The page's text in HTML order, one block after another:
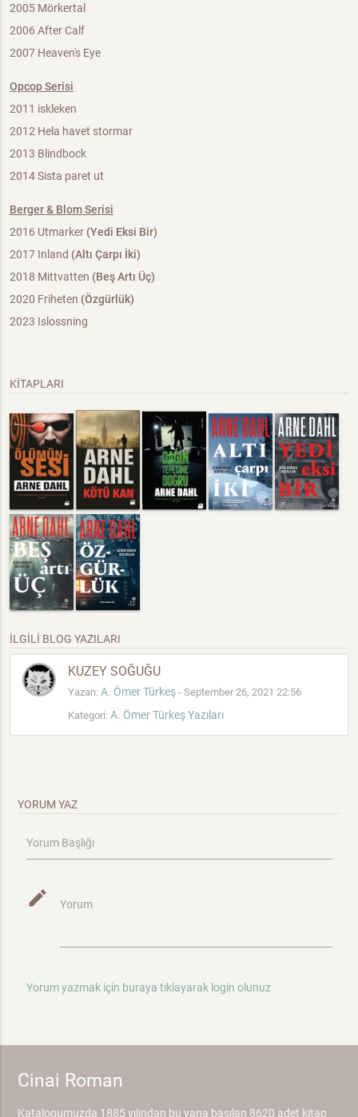
2005 Mörkertal
2006 After Calf
2007 Heaven's Eye
Opcop Serisi
2011 iskleken
2012 Hela havet stormar
2013 Blindbock
2014 Sista paret ut
Berger & Blom Serisi
2016 Utmarker(Yedi Eksi Bir)
2017 Inland (Altı Çarpı İki)
2018 Mittvatten (Beş Artı Üç)
2020 Friheten (Özgürlük)
2023 Islossning
KİTAPLARI
İLGİLİ BLOG YAZILARI
KUZEY SOĞUĞU
Yazan: A. Ömer Türkeş - September 26, 2021 22:56
Kategori: A. Ömer Türkeş Yazıları
YORUM YAZ
Yorum Başlığı
mode_edit Yorum
Yorum yazmak için buraya tıklayarak login olunuz
Cinai Roman
Katalogumuzda 1885 yılından bu yana basılan 8620 adet kitap